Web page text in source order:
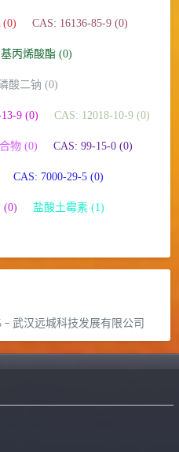
(0) CAS: 16136-85-9 (0)
丙烯酸酯 (0)
酸二钠 (0)
9 (0) CAS: 12018-10-9 (0)
物 (0) CAS: 99-15-0 (0)
CAS: 7000-29-5 (0)
(0) 盐酸土霉素 (1)
武汉远城科技发展有限公司